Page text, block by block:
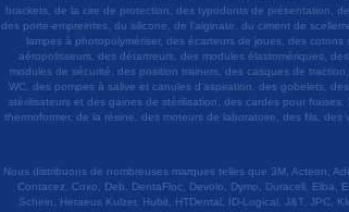
brackets, de la cire de protection, des typodonts de présentation,
des porte-empreintes, du silicone, de l'alginate, du ciment de
lampes à photopolymériser, des écarteurs de joues, des
aéropolisseurs, des détartreurs, des modules élastomériques,
modules de sécurité, des position trainers, des casques de
WC, des pompes à salive et canules d'aspiration, des gobelets,
stérilisateurs et des gaines de stérilisation, des cardes pour
thermoformer, de la résine, des moteurs de laboratoire, des fils,
Nous distribuons de nombreuses marques telles que 3M, Acteon,
Contacez, Coxo, Deb, DentaFloc, Devolo, Dymo, Duracell, Elba,
Schein, Heraeus Kulzer, Hubit, HTDental, ID-Logical, J&T, JPC,